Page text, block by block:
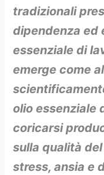
tradizionali
dipendenza ed
essenziale di
emerge come
olio essenziale
coricarsi
sulla qualità
stress, ansia e